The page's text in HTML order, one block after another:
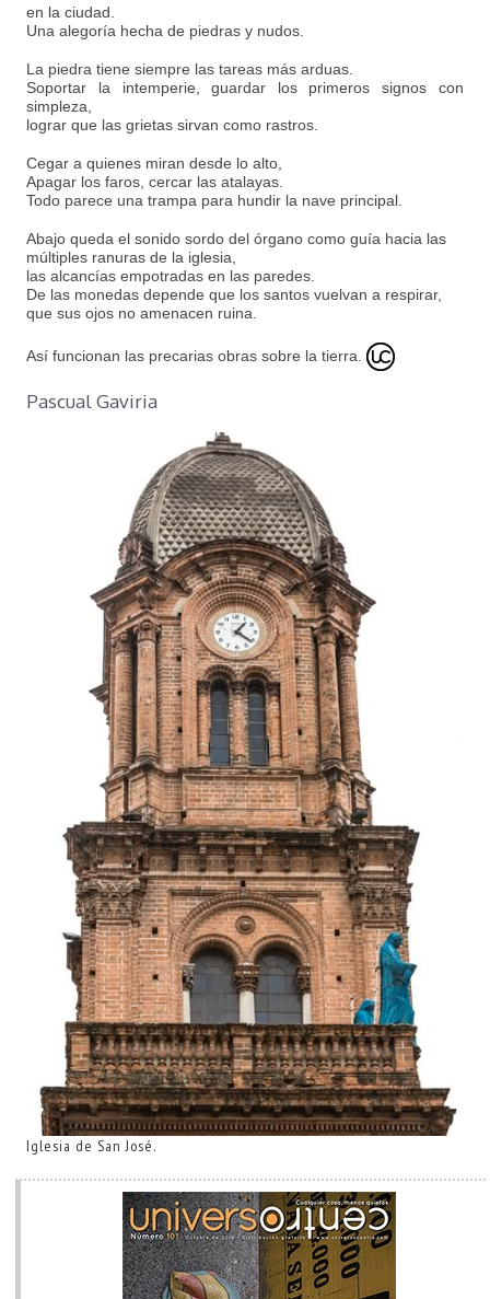
en la ciudad.
Una alegoría hecha de piedras y nudos.
La piedra tiene siempre las tareas más arduas.
Soportar la intemperie, guardar los primeros signos con
simpleza,
lograr que las grietas sirvan como rastros.
Cegar a quienes miran desde lo alto,
Apagar los faros, cercar las atalayas.
Todo parece una trampa para hundir la nave principal.
Abajo queda el sonido sordo del órgano como guía hacia las
múltiples ranuras de la iglesia,
las alcancías empotradas en las paredes.
De las monedas depende que los santos vuelvan a respirar,
que sus ojos no amenacen ruina.
Así funcionan las precarias obras sobre la tierra.
Pascual Gaviria
Iglesia de San José.